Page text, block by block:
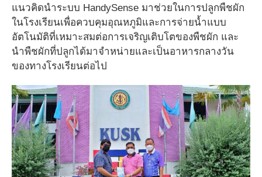
แนวคิดนำระบบ HandySense มาช่วยในการปลูกพืชผัก
ในโรงเรียนเพื่อควบคุมอุณหภูมิและการจ่ายน้ำแบบ
อัตโนมัติที่เหมาะสมต่อการเจริญเติบโตของพืชผัก และ
นำพืชผักที่ปลูกได้มาจำหน่ายและเป็นอาหารกลางวัน
ของทางโรงเรียนต่อไป